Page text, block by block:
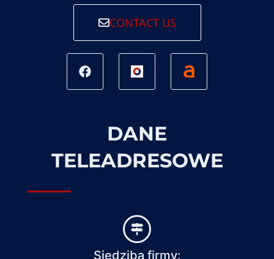
CONTACT US
DANE
TELEADRESOWE
Siedziba firmy: